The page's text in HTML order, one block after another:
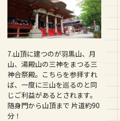
7.山頂に建つのが羽黒山、月
山、湯殿山の三神をまつる三
神合祭殿。こちらを参拝すれ
ば、一度に三山を巡るのと同
じご利益があるとされます。
随身門から山頂まで 片道約90
分！